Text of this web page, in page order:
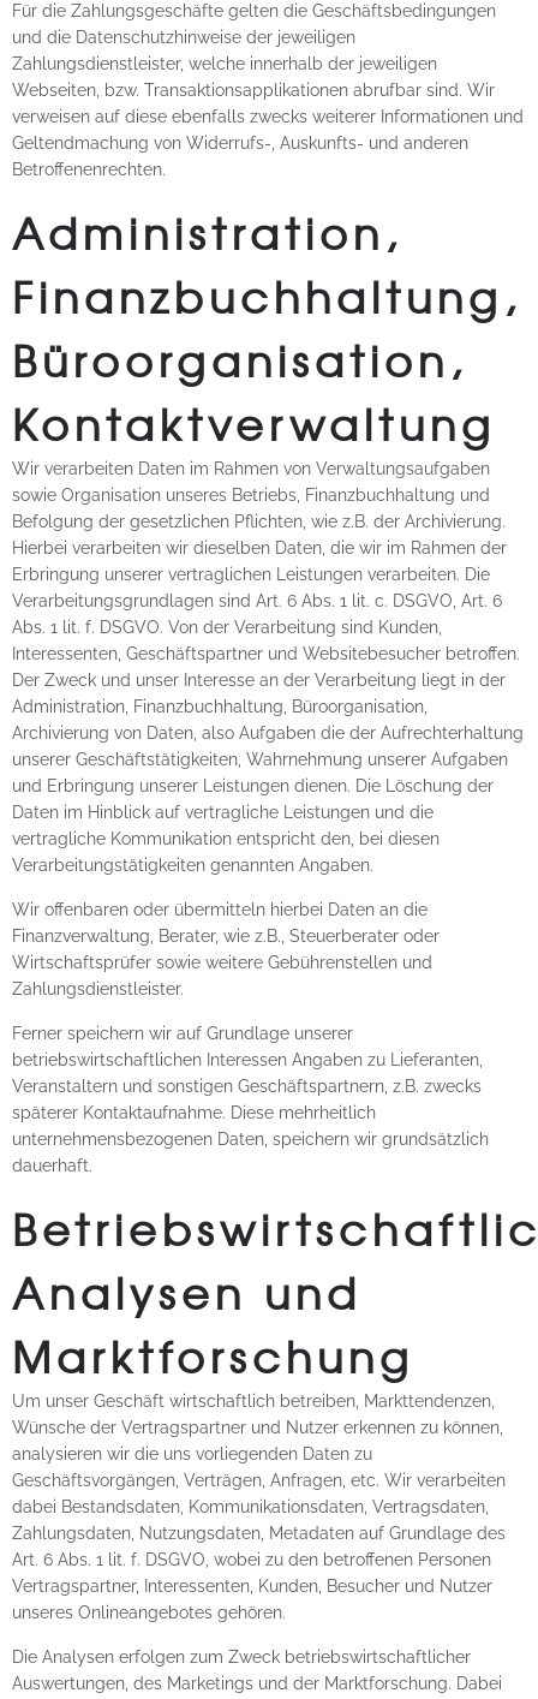
Für die Zahlungsgeschäfte gelten die Geschäftsbedingungen
und die Datenschutzhinweise der jeweiligen
Zahlungsdienstleister, welche innerhalb der jeweiligen
Webseiten, bzw. Transaktionsapplikationen abrufbar sind. Wir
verweisen auf diese ebenfalls zwecks weiterer Informationen und
Geltendmachung von Widerrufs-, Auskunfts- und anderen
Betroffenenrechten.
Administration,
Finanzbuchhaltung,
Büroorganisation,
Kontaktverwaltung
Wir verarbeiten Daten im Rahmen von Verwaltungsaufgaben
sowie Organisation unseres Betriebs, Finanzbuchhaltung und
Befolgung der gesetzlichen Pflichten, wie z.B. der Archivierung.
Hierbei verarbeiten wir dieselben Daten, die wir im Rahmen der
Erbringung unserer vertraglichen Leistungen verarbeiten. Die
Verarbeitungsgrundlagen sind Art. 6 Abs. 1 lit. c. DSGVO, Art. 6
Abs. 1 lit. f. DSGVO. Von der Verarbeitung sind Kunden,
Interessenten, Geschäftspartner und Websitebesucher betroffen.
Der Zweck und unser Interesse an der Verarbeitung liegt in der
Administration, Finanzbuchhaltung, Büroorganisation,
Archivierung von Daten, also Aufgaben die der Aufrechterhaltung
unserer Geschäftstätigkeiten, Wahrnehmung unserer Aufgaben
und Erbringung unserer Leistungen dienen. Die Löschung der
Daten im Hinblick auf vertragliche Leistungen und die
vertragliche Kommunikation entspricht den, bei diesen
Verarbeitungstätigkeiten genannten Angaben.
Wir offenbaren oder übermitteln hierbei Daten an die
Finanzverwaltung, Berater, wie z.B., Steuerberater oder
Wirtschaftsprüfer sowie weitere Gebührenstellen und
Zahlungsdienstleister.
Ferner speichern wir auf Grundlage unserer
betriebswirtschaftlichen Interessen Angaben zu Lieferanten,
Veranstaltern und sonstigen Geschäftspartnern, z.B. zwecks
späterer Kontaktaufnahme. Diese mehrheitlich
unternehmensbezogenen Daten, speichern wir grundsätzlich
dauerhaft.
Analysen und
Marktforschung
Um unser Geschäft wirtschaftlich betreiben, Markttendenzen,
Wünsche der Vertragspartner und Nutzer erkennen zu können,
analysieren wir die uns vorliegenden Daten zu
Geschäftsvorgängen, Verträgen, Anfragen, etc. Wir verarbeiten
dabei Bestandsdaten, Kommunikationsdaten, Vertragsdaten,
Zahlungsdaten, Nutzungsdaten, Metadaten auf Grundlage des
Art. 6 Abs. 1 lit. f. DSGVO, wobei zu den betroffenen Personen
Vertragspartner, Interessenten, Kunden, Besucher und Nutzer
unseres Onlineangebotes gehören.
Die Analysen erfolgen zum Zweck betriebswirtschaftlicher
Auswertungen, des Marketings und der Marktforschung. Dabei